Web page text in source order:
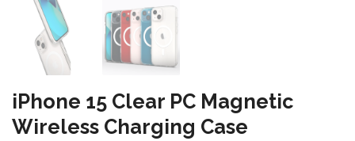
iPhone 15 Clear PC Magnetic
Wireless Charging Case